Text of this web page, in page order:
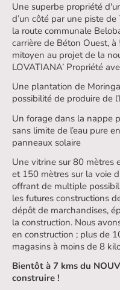
Une superbe propriété
d’un côté par une piste
la route communale
carrière de Béton Ouest,
mitoyen au projet de la
LOVATIANA’ Propriété
Une plantation de
possibilité de produire de
Un forage dans la nappe
sans limite de l’eau pure
panneaux solaire
Une vitrine sur 80 mètres
et 150 mètres sur la voie
offrant de multiple
les futures constructions
dépôt de marchandises,
la construction. Nous
en construction ; plus de
magasins à moins de 8
Bientôt à 7 kms du
construire !